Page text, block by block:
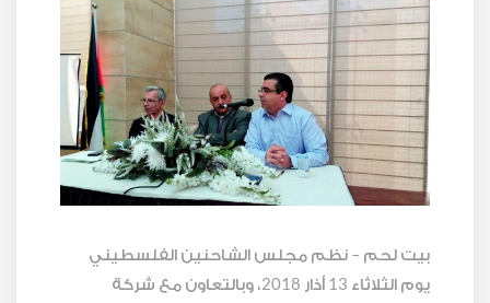
بيت لحم – نظم مجلس الشاحنين الفلسطيني
يوم الثلاثاء 13 أذار 2018، وبالتعاون مع شركة